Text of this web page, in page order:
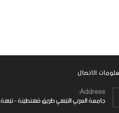
الاتصال
Address:
جامعة العربي التبسي طريق قسنطينة - تبسة